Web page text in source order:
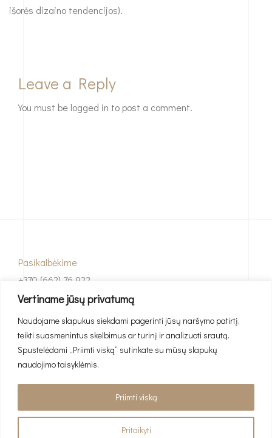
Vertiname jūsų privatumą
Naudojame slapukus siekdami pagerinti jūsų naršymo patirtį,
teikti suasmenintus skelbimus ar turinį ir analizuoti srautą.
Spustelėdami „Priimti viską“ sutinkate su mūsų slapukų
naudojimo taisyklėmis.
Pritaikyti
Priimti viską
išorės dizaino tendencijos).
Leave a Reply
You must be logged in to post a comment.
Pasikalbėkime
+370 (662) 76 922
info@interjeropaslaugos.lt
© 2026 Interjeropaslaugos.lt. Visos teisės saugomos.